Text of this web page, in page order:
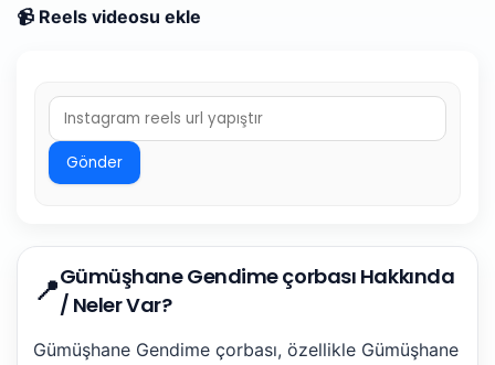
📹 Reels videosu ekle
Gönder
📍Gümüşhane Gendime çorbası Hakkında
/ Neler Var?
Gümüşhane Gendime çorbası, özellikle Gümüşhane